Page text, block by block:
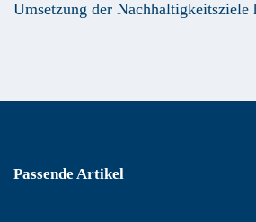
Umsetzung der Nachhaltigkeitsziele
Passende Artikel